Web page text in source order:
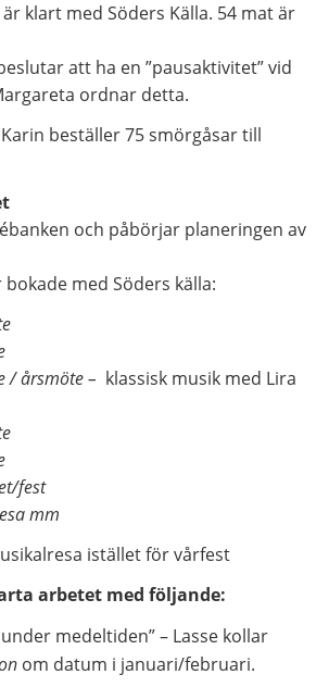
klart med Söders Källa. 54 mat är
att ha en ”pausaktivitet” vid
ordnar detta.
beställer 75 smörgåsar till
och påbörjar planeringen av
med Söders källa:
/ årsmöte – klassisk musik med Lira
fest
mm
istället för vårfest
arbetet med följande:
medeltiden” – Lasse kollar
om datum i januari/februari.